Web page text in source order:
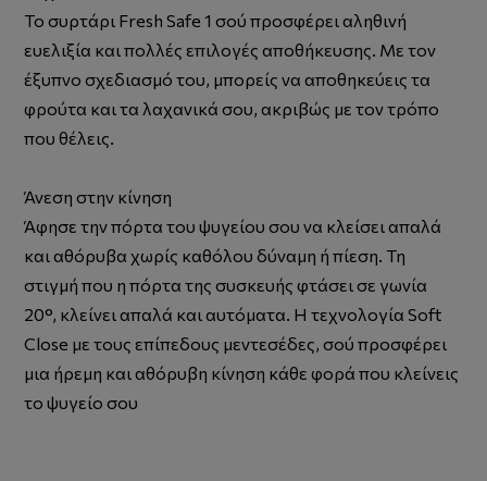
Το συρτάρι Fresh Safe 1 σού προσφέρει αληθινή
ευελιξία και πολλές επιλογές αποθήκευσης. Με τον
έξυπνο σχεδιασμό του, μπορείς να αποθηκεύεις τα
φρούτα και τα λαχανικά σου, ακριβώς με τον τρόπο
που θέλεις.
Άνεση στην κίνηση
Άφησε την πόρτα του ψυγείου σου να κλείσει απαλά
και αθόρυβα χωρίς καθόλου δύναμη ή πίεση. Τη
στιγμή που η πόρτα της συσκευής φτάσει σε γωνία
20°, κλείνει απαλά και αυτόματα. Η τεχνολογία Soft
Close με τους επίπεδους μεντεσέδες, σού προσφέρει
μια ήρεμη και αθόρυβη κίνηση κάθε φορά που κλείνεις
το ψυγείο σου